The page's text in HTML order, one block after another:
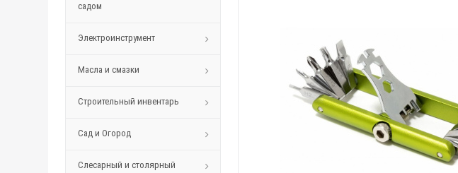
садом
Электроинструмент
Масла и смазки
Строительный инвентарь
Сад и Огород
Слесарный и столярный